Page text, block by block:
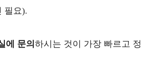
필요).
에 문의 하시는 것이 가장 빠르고 정